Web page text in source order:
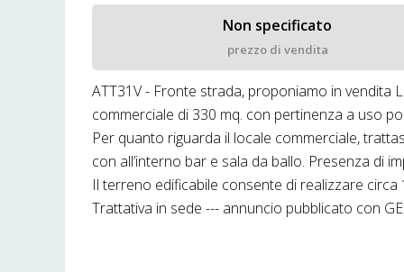
Non specificato
prezzo di vendita
ATT31V - Fronte strada, proponiamo in vendita
commerciale di 330 mq. con pertinenza a uso
Per quanto riguarda il locale commerciale,
con all’interno bar e sala da ballo. Presenza di
Il terreno edificabile consente di realizzare
Trattativa in sede --- annuncio pubblicato con